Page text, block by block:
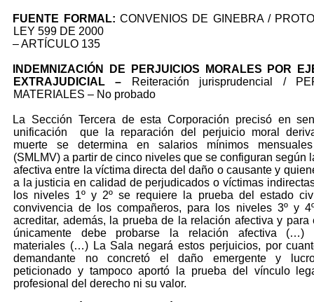
FUENTE FORMAL: CONVENIOS DE GINEBRA /
LEY 599 DE 2000
– ARTÍCULO 135
INDEMNIZACIÓN DE PERJUICIOS MORALES POR
EXTRAJUDICIAL –
Reiteración jurisprudencial /
MATERIALES – No probado
La Sección Tercera de esta Corporación precisó en
unificación que la reparación del perjuicio moral
muerte se determina en salarios mínimos
(SMLMV) a partir de cinco niveles que se configuran según
afectiva entre la víctima directa del daño o causante y
a la justicia en calidad de perjudicados o víctimas
los niveles 1º y 2º se requiere la prueba del estado
convivencia de los compañeros, para los niveles 3º y
acreditar, además, la prueba de la relación afectiva y para
únicamente debe probarse la relación afectiva (…)
materiales (…) La Sala negará estos perjuicios, por
demandante no concretó el daño emergente y
peticionado y tampoco aportó la prueba del vínculo
profesional del derecho ni su valor.